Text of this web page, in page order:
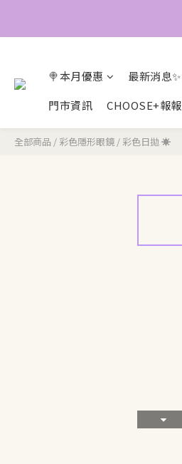
🍭本月優惠 最新消息✨
門市資訊
CHOOSE+報報
全部商品 / 彩色隱形眼鏡 / 彩色日拋 ☀️